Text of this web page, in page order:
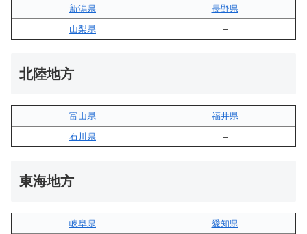
新潟県
長野県
山梨県
–
北陸地方
富山県
福井県
石川県
–
東海地方
岐阜県
愛知県